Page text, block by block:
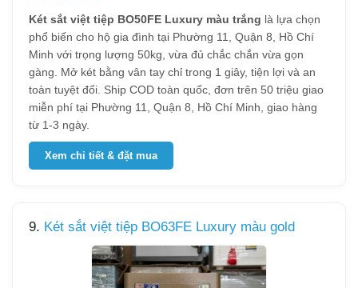
Két sắt việt tiệp BO50FE Luxury màu trắng là lựa chọn
phổ biến cho hộ gia đình tại Phường 11, Quận 8, Hồ Chí
Minh với trọng lượng 50kg, vừa đủ chắc chắn vừa gọn
gàng. Mở két bằng vân tay chỉ trong 1 giây, tiện lợi và an
toàn tuyệt đối. Ship COD toàn quốc, đơn trên 50 triệu giao
miễn phí tại Phường 11, Quận 8, Hồ Chí Minh, giao hàng
từ 1-3 ngày.
Xem chi tiết & đặt mua
9. Két sắt việt tiệp BO63FE Luxury màu gold